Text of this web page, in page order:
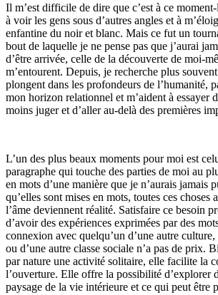
Il m’est difficile de dire que c’est à ce
à voir les gens sous d’autres angles et à
enfantine du noir et blanc. Mais ce fut un
bout de laquelle je ne pense pas que j’aurai
d’être arrivée, celle de la découverte de moi-
m’entourent. Depuis, je recherche plus
plongent dans les profondeurs de l’humanité,
mon horizon relationnel et m’aident à essayer
moins juger et d’aller au-delà des premières
L’un des plus beaux moments pour moi est
paragraphe qui touche des parties de moi au
en mots d’une manière que je n’aurais jamais
qu’elles sont mises en mots, toutes ces choses
l’âme deviennent réalité. Satisfaire ce besoin
d’avoir des expériences exprimées par des
connexion avec quelqu’un d’une autre culture,
ou d’une autre classe sociale n’a pas de prix.
par nature une activité solitaire, elle facilite la
l’ouverture. Elle offre la possibilité d’explorer
paysage de la vie intérieure et ce qui peut être